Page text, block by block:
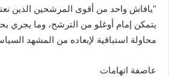
“يافاش واحد من أقوى المرشحين الذين
يتمكن إمام أوغلو من الترشح، وما يجري
محاولة استباقية لإبعاده من المشهد
عاصفة اتهامات